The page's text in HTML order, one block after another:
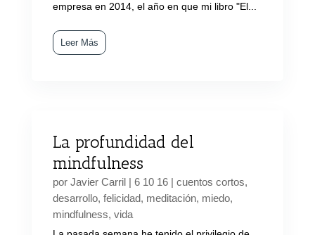
empresa en 2014, el año en que mi libro "El...
Leer Más
La profundidad del
mindfulness
por Javier Carril| 6 10 16| cuentos cortos,
desarrollo, felicidad, meditación, miedo,
mindfulness, vida